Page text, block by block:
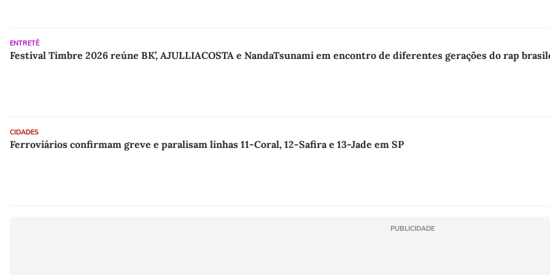
ENTRETÊ
Festival Timbre 2026 reúne BK’, AJULLIACOSTA e NandaTsunami em encontro de diferentes gerações do rap
CIDADES
Ferroviários confirmam greve e paralisam linhas 11-Coral, 12-Safira e 13-Jade em SP
PUBLICIDADE